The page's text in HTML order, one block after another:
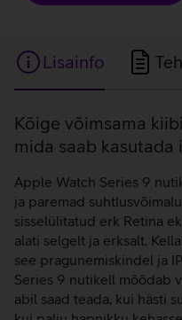
Lisainfo
Lisainfo
Kõige võimsama
mida saab kasutada
Apple Watch Series 9
ja paremad
sisselülitatud erk Retina
alati selgelt ja erksalt.
see pragunemiskindel ja
Series 9 nutikell mõõdab
abil saad teada, kui hästi